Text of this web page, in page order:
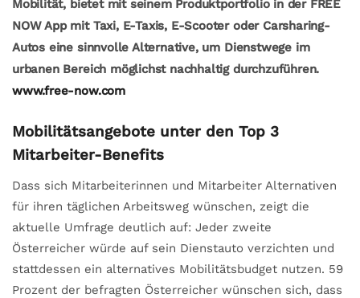
Mobilität, bietet mit seinem Produktportfolio in der FREE
NOW App mit Taxi, E-Taxis, E-Scooter oder Carsharing-
Autos eine sinnvolle Alternative, um Dienstwege im
urbanen Bereich möglichst nachhaltig durchzuführen.
www.free-now.com
Mobilitätsangebote unter den Top 3
Mitarbeiter-Benefits
Dass sich Mitarbeiterinnen und Mitarbeiter Alternativen
für ihren täglichen Arbeitsweg wünschen, zeigt die
aktuelle Umfrage deutlich auf: Jeder zweite
Österreicher würde auf sein Dienstauto verzichten und
stattdessen ein alternatives Mobilitätsbudget nutzen. 59
Prozent der befragten Österreicher wünschen sich, dass